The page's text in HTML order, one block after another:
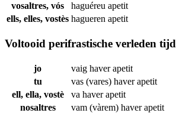
vosaltres, vós
haguéreu apetit
ells, elles, vostès hagueren apetit
Voltooid perifrastische verleden tijd
jo vaig haverapetit
tu
vas (vares) haverapetit
ell, ella, vostè
va haverapetit
nosaltres
vam (vàrem) haverapetit